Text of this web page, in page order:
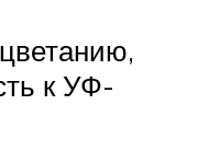
к УФ-